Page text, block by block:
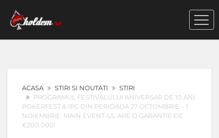
ACASA STIRI SI NOUTATI
STIRI
PROGRAMUL FESTIVALULUI ANIVERSAR DE 10 ANI
POKERFEST & IPC DIN PERIOADA 27 OCTOMBRIE – 1
NOIEMBRIE. MAIN EVENT-UL ARE O GARANTIE DE
€200.000!